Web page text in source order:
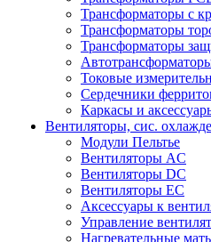
Трансформаторы с
Трансформаторы
Трансформаторы
Токовые
Сердечники
Каркасы и
Вентиляторы, сис.
Модули Пельтье
Вентиляторы AC
Вентиляторы DC
Вентиляторы EC
Аксессуары к
Управление
Нагревательные